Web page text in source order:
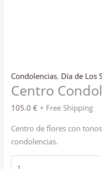
Condolencias, Día de Los
Centro
105.0€ + Free Shipping
Centro de flores con
condolencias.